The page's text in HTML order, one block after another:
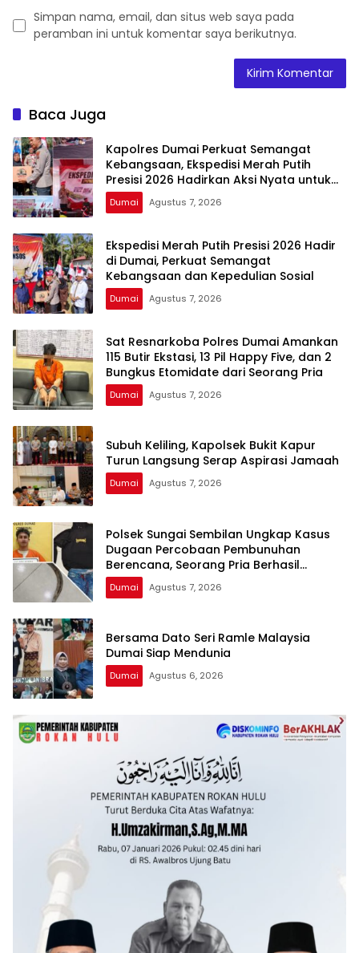
Simpan nama, email, dan situs web saya pada
peramban ini untuk komentar saya berikutnya.
Baca Juga
Kapolres Dumai Perkuat Semangat
Kebangsaan, Ekspedisi Merah Putih
Presisi 2026 Hadirkan Aksi Nyata untuk
Rakyat
Dumai Agustus 7, 2026
Ekspedisi Merah Putih Presisi 2026 Hadir
di Dumai, Perkuat Semangat
Kebangsaan dan Kepedulian Sosial
Dumai Agustus 7, 2026
Sat Resnarkoba Polres Dumai Amankan
115 Butir Ekstasi, 13 Pil Happy Five, dan 2
Bungkus Etomidate dari Seorang Pria
Dumai Agustus 7, 2026
Subuh Keliling, Kapolsek Bukit Kapur
Turun Langsung Serap Aspirasi Jamaah
Dumai Agustus 7, 2026
Polsek Sungai Sembilan Ungkap Kasus
Dugaan Percobaan Pembunuhan
Berencana, Seorang Pria Berhasil
Diamankan
Dumai Agustus 7, 2026
Bersama Dato Seri Ramle Malaysia
Dumai Siap Mendunia
Dumai Agustus 6, 2026